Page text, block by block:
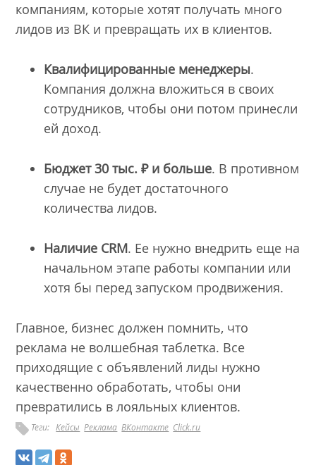
компаниям, которые хотят получать много
лидов из ВК и превращать их в клиентов.
Квалифицированные менеджеры.
Компания должна вложиться в своих
сотрудников, чтобы они потом принесли
ей доход.
Бюджет 30 тыс. ₽ и больше. В противном
случае не будет достаточного
количества лидов.
Наличие CRM. Ее нужно внедрить еще на
начальном этапе работы компании или
хотя бы перед запуском продвижения.
Главное, бизнес должен помнить, что
реклама не волшебная таблетка. Все
приходящие с объявлений лиды нужно
качественно обработать, чтобы они
превратились в лояльных клиентов.
Теги: Кейсы Реклама ВКонтакте Click.ru